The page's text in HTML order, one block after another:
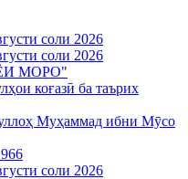
соли 2026
соли 2026
МОРО"
коғазӣ ба таърих
Муҳаммад ибни Мӯсо
соли 2026